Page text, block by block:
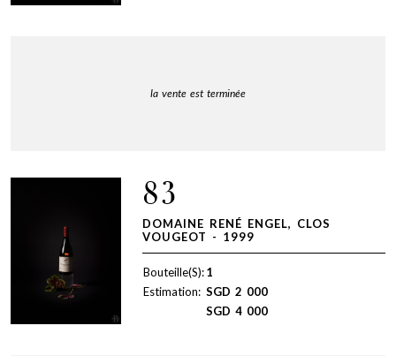
la vente est terminée
83
DOMAINE RENÉ ENGEL, CLOS
VOUGEOT - 1999
Bouteille(S):1
Estimation: SGD 2 000
SGD 4 000